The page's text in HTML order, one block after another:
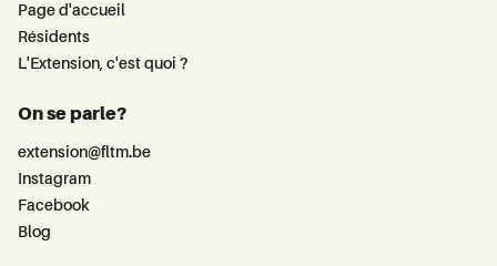
Page d'accueil
Résidents
L'Extension, c'est quoi ?
On se parle?
extension@fltm.be
Instagram
Facebook
Blog